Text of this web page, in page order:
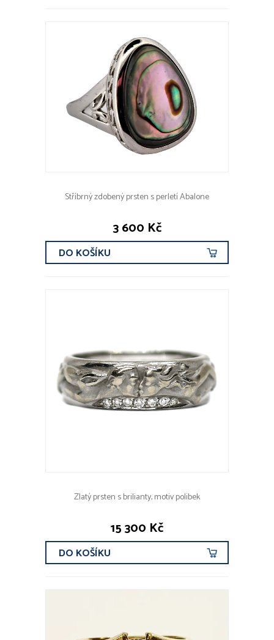
Stříbrný zdobený prsten s perletí Abalone
3 600 Kč
DO KOŠÍKU
Zlatý prsten s brilianty, motiv polibek
15 300 Kč
DO KOŠÍKU